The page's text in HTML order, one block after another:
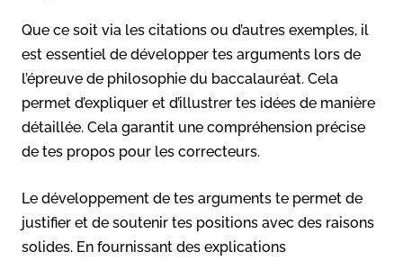
Que ce soit via les citations ou d’autres exemples, il
est essentiel de développer tes arguments lors de
l’épreuve de philosophie du baccalauréat. Cela
permet d’expliquer et d’illustrer tes idées de manière
détaillée. Cela garantit une compréhension précise
de tes propos pour les correcteurs.
Le développement de tes arguments te permet de
justifier et de soutenir tes positions avec des raisons
solides. En fournissant des explications